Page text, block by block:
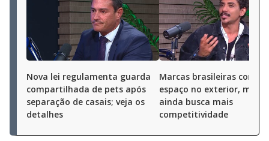
Nova lei regulamenta guarda
compartilhada de pets após
separação de casais; veja os
detalhes
Marcas brasileiras
espaço no exterior, mas
ainda busca mais
competitividade